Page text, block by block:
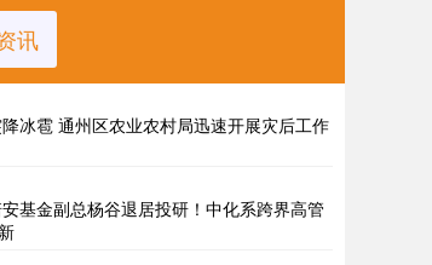
讯
冰雹 通州区农业农村局迅速开展灾后工作
基金副总杨谷退居投研！中化系跨界高管